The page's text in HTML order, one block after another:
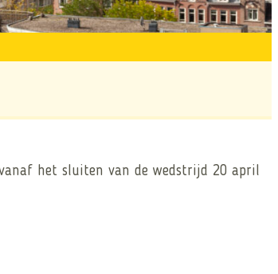
het sluiten van de wedstrijd 20 april